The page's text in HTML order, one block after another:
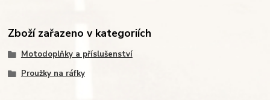
Zboží zařazeno v kategoriích
Motodoplňky a příslušenství
Proužky na ráfky